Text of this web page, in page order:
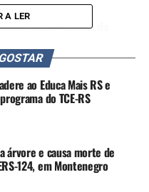
ser realizados
canal oficial da
51- 3425-7628.
CARTÃO SUS
bronquiolite para
A LER
ao Educa Mais RS e
do TCE-RS
árvore e causa morte de
124, em Montenegro